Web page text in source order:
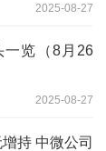
2025-08-27
一览（8月26
2025-08-27
持 中微公司